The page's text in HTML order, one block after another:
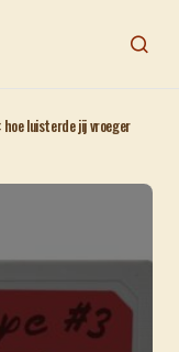
luisterde jij vroeger